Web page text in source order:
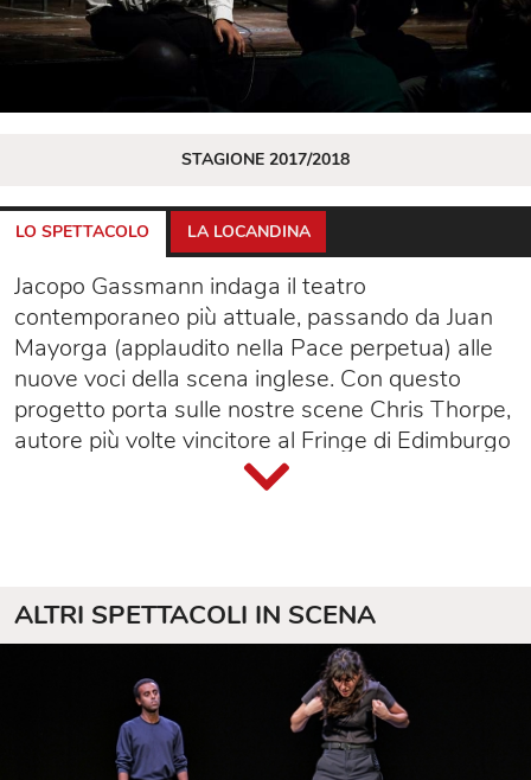
STAGIONE 2017/2018
LO SPETTACOLO LA LOCANDINA
Jacopo Gassmann indaga il teatro
contemporaneo più attuale, passando da Juan
Mayorga (applaudito nella Pace perpetua) alle
nuove voci della scena inglese. Con questo
progetto porta sulle nostre scene Chris Thorpe,
autore più volte vincitore al Fringe di Edimburgo
e selezionato nel 2017 come Jerwood New
nostro e sui meccanismi che ci portano a
scegliere soltanto ciò che conferma le nostre
ragioni. Attingendo da alcuni studi intorno al
tema del "pregiudizio di conferma", l'autore
tenta di instaurare un "dignitoso" dialogo, reale
ALTRI SPETTACOLI IN SCENA